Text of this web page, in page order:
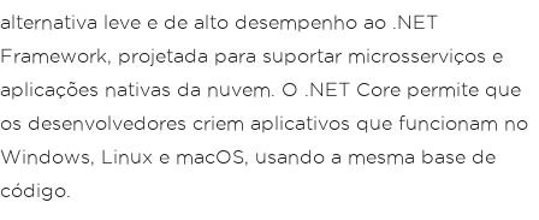
alternativa leve e de alto desempenho ao .NET
Framework, projetada para suportar microsserviços e
aplicações nativas da nuvem. O .NET Core permite que
os desenvolvedores criem aplicativos que funcionam no
Windows, Linux e macOS, usando a mesma base de
código.